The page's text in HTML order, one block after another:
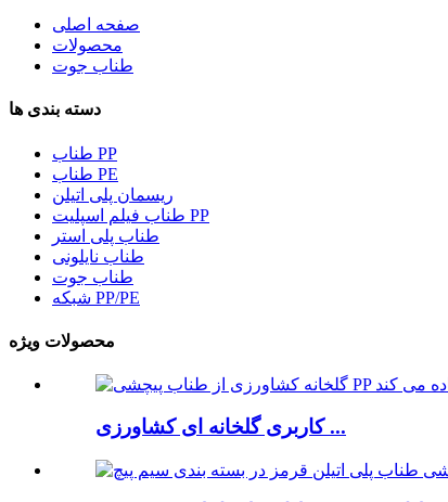
صفحه اصلی
محصولات
طناب جوت
دسته بندی ها
طناب PP
طناب PE
ریسمان پلی اتیلن
طناب فیلم اسپلیت PP
طناب پلی استر
طناب نایلونی
طناب جوت
شبکه PP/PE
محصولات ویژه
کاربری گلخانه ای کشاورزی ...